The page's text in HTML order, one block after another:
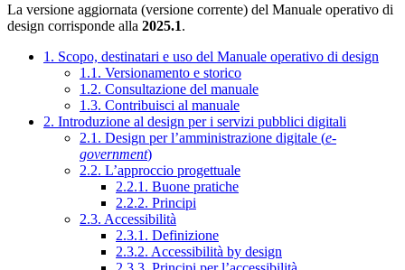
La versione aggiornata (versione corrente) del Manuale operativo di
design corrisponde alla 2025.1.
1. Scopo, destinatari e uso del Manuale operativo di design
1.1. Versionamento e storico
1.2. Consultazione del manuale
1.3. Contribuisci al manuale
2. Introduzione al design per i servizi pubblici digitali
2.1. Design per l’amministrazione digitale (e-
government)
2.2. L’approccio progettuale
2.2.1. Buone pratiche
2.2.2. Principi
2.3. Accessibilità
2.3.1. Definizione
2.3.2. Accessibilità by design